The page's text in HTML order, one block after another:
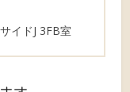
イドJ 3FB室